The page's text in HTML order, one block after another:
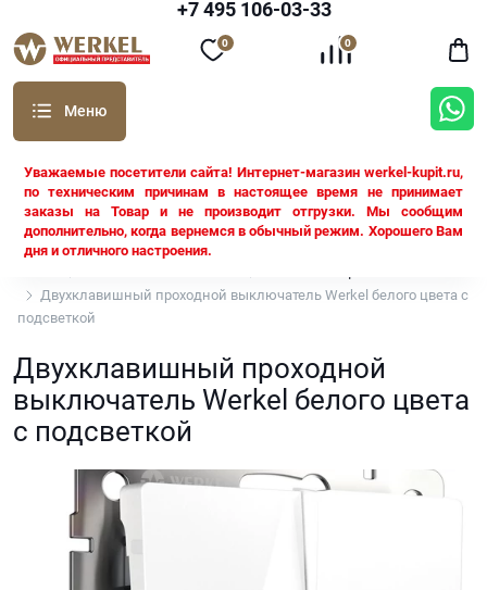
+7 495 106-03-33
Уважаемые посетители сайта! Интернет-магазин werkel-kupit.ru,
по техническим причинам в настоящее время не принимает
заказы на Товар и не производит отгрузки. Мы сообщим
дополнительно, когда вернемся в обычный режим. Хорошего Вам
дня и отличного настроения.
0 0
Двухклавишный проходной выключатель Werkel белого цвета с
подсветкой
Двухклавишный проходной
выключатель Werkel белого цвета
с подсветкой